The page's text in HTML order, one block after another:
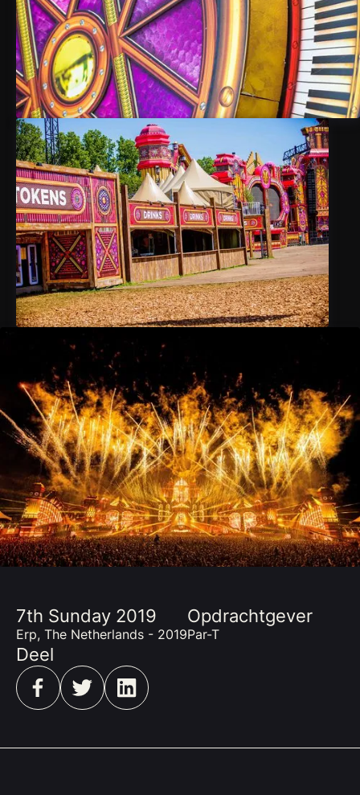
7th Sunday 2019
Erp, The Netherlands - 2019
Opdrachtgever
Par-T
Deel